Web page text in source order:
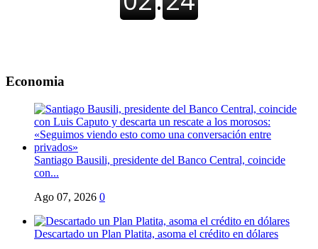
Economia
Santiago Bausili, presidente del Banco Central, coincide
con...
Ago 07, 2026 0
Descartado un Plan Platita, asoma el crédito en dólares